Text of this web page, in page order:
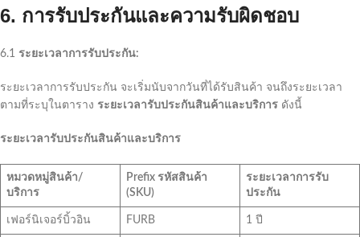
6. การรับประกันและความรับผิดชอบ
6.1 ระยะเวลาการรับประกัน:
ระยะเวลาการรับประกัน จะเริ่มนับจากวันที่ได้รับสินค้า จนถึงระยะเวลา
ตามที่ระบุในตาราง ระยะเวลารับประกันสินค้าและบริการ ดังนี้
ระยะเวลารับประกันสินค้าและบริการ
หมวดหมู่สินค้า/
บริการ
Prefix รหัสสินค้า
(SKU)
ระยะเวลาการรับ
ประกัน
เฟอร์นิเจอร์บิ้วอิน FURB 1 ปี